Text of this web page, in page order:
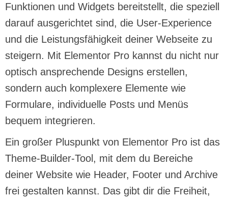
Funktionen und Widgets bereitstellt, die speziell
darauf ausgerichtet sind, die User-Experience
und die Leistungsfähigkeit deiner Webseite zu
steigern. Mit Elementor Pro kannst du nicht nur
optisch ansprechende Designs erstellen,
sondern auch komplexere Elemente wie
Formulare, individuelle Posts und Menüs
bequem integrieren.
Ein großer Pluspunkt von Elementor Pro ist das
Theme-Builder-Tool, mit dem du Bereiche
deiner Website wie Header, Footer und Archive
frei gestalten kannst. Das gibt dir die Freiheit,